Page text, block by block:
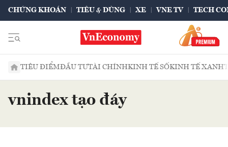
CHỨNG KHOÁN TIÊU & DÙNG XE VNE TV TECH
TIÊU ĐIỂMĐẦU TƯTÀI CHÍNHKINH TẾ SỐKINH TẾ XANH
vnindex tạo đáy